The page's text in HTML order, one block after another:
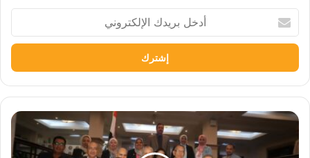
بريدك
الإلكتروني
الأعلى
للجامعات
ينظم